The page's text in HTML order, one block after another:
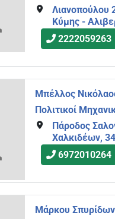
Λιανοπούλου
Κύμης -
2222059263
Μπέλλος
Πολιτικοί
Πάροδος
Χαλκιδέων,
6972010264
Μάρκου Σπυρίδων